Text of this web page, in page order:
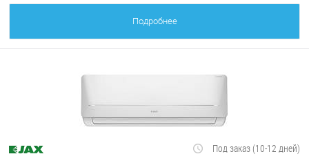
Подробнее
Под заказ (10-12 дней)